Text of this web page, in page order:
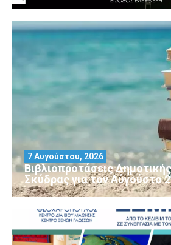
Βιβλιοπροτάσεις
Σκύδρας για τον Αύγούστο
7 Αυγούστου, 2026